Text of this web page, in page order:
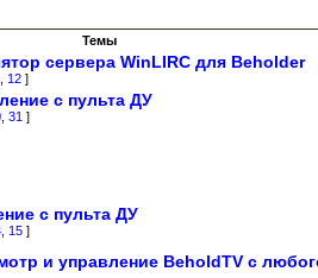
Темы
сервера WinLIRC для Beholder
12 ]
с пульта ДУ
31 ]
с пульта ДУ
15 ]
и управление BeholdTV с